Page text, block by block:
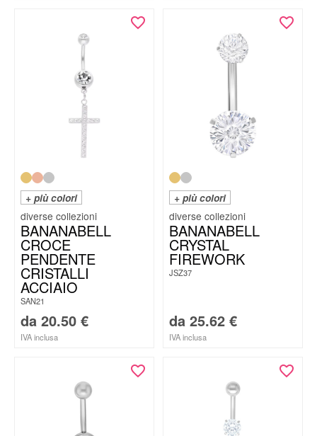
+ più colori
BANANABELL
CROCE
PENDENTE
CRISTALLI
ACCIAIO
SAN21
da 20.50 €
IVA inclusa
+ più colori
BANANABELL
CRYSTAL
FIREWORK
JSZ37
da 25.62 €
IVA inclusa